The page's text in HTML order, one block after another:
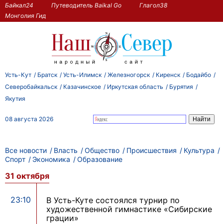
Байкал24 Путеводитель Baikal Go
Глагол38
Монголия Гид
Усть-Кут Братск Усть-Илимск Железногорск Киренск
Бодайбо
Северобайкальск
Казачинское Иркутская область
Бурятия
Якутия
08 августа 2026
Все новости Власть Общество Происшествия
Культура
Спорт
Экономика Образование
31 октября
23:10
В Усть-Куте состоялся турнир по
художественной гимнастике «Сибирские
грации»